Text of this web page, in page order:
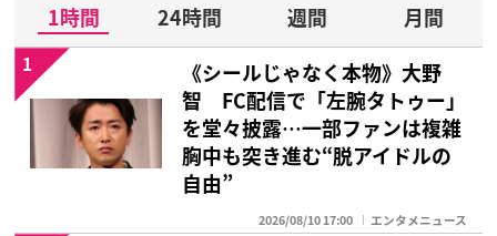
1時間 24時間 週間
月間
《シールじゃなく本物》大野
智 FC配信で「左腕タトゥー」
を堂々披露…一部ファンは複雑
胸中も突き進む“脱アイドルの
自由”
2026/08/10 17:00 エンタメニュース
1